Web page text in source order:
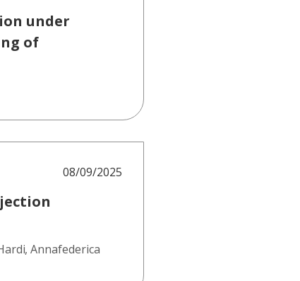
under
of
08/09/2025
, Annafederica